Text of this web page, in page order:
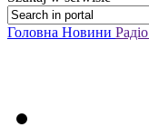
Головна Новини Радіо